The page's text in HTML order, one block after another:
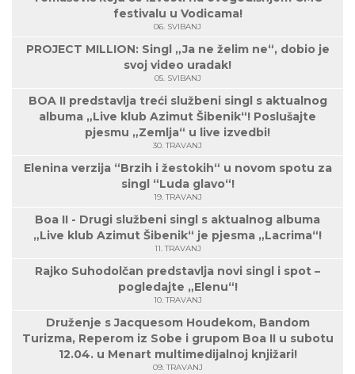
festivalu u Vodicama!
06. SVIBANJ
PROJECT MILLION: Singl „Ja ne želim ne“, dobio je
svoj video uradak!
05. SVIBANJ
BOA II predstavlja treći službeni singl s aktualnog
albuma „Live klub Azimut Šibenik“! Poslušajte
pjesmu „Zemlja“ u live izvedbi!
30. TRAVANJ
Elenina verzija “Brzih i žestokih“ u novom spotu za
singl “Luda glavo“!
19. TRAVANJ
Boa II - Drugi službeni singl s aktualnog albuma
„Live klub Azimut Šibenik“ je pjesma „Lacrima“!
11. TRAVANJ
Rajko Suhodolčan predstavlja novi singl i spot –
pogledajte „Elenu“!
10. TRAVANJ
Druženje s Jacquesom Houdekom, Bandom
Turizma, Reperom iz Sobe i grupom Boa II u subotu
12.04. u Menart multimedijalnoj knjižari!
09. TRAVANJ